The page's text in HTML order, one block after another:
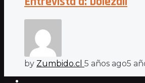
by Zumbido.cl 5 años ago5